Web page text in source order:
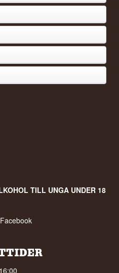
TILL UNGA UNDER 18